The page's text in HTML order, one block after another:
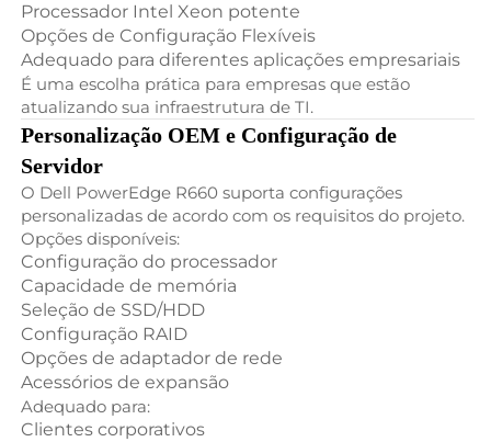
Processador Intel Xeon potente
Opções de Configuração Flexíveis
Adequado para diferentes aplicações empresariais
É uma escolha prática para empresas que estão
atualizando sua infraestrutura de TI.
Personalização OEM e Configuração de
Servidor
O Dell PowerEdge R660 suporta configurações
personalizadas de acordo com os requisitos do projeto.
Opções disponíveis:
Configuração do processador
Capacidade de memória
Seleção de SSD/HDD
Configuração RAID
Opções de adaptador de rede
Acessórios de expansão
Adequado para:
Clientes corporativos